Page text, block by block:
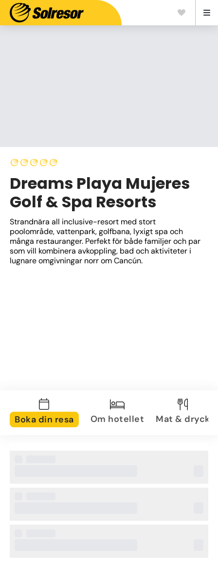
Dreams Playa Mujeres
Golf & Spa Resorts
Strandnära all inclusive-resort med stort
poolområde, vattenpark, golfbana, lyxigt spa och
många restauranger. Perfekt för både familjer och par
som vill kombinera avkoppling, bad och aktiviteter i
lugnare omgivningar norr om Cancún.
Boka din resa Om hotellet Mat & dryck